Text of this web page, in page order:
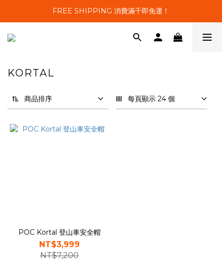
FREE SHIPPING 消費滿千即免運！
KORTAL
商品排序 每頁顯示 24 個
POC Kortal 登山車安全帽
NT$3,999
NT$7,200